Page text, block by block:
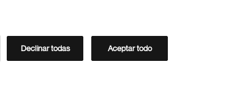
Directorio de Novartis
Declinar todas Aceptar todo